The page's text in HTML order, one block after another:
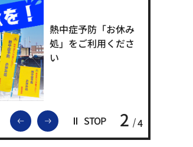
前のスライドを表示
次のスライドを表示
STOP 2 4
熱中症予防「お休み
処」をご利用くださ
い